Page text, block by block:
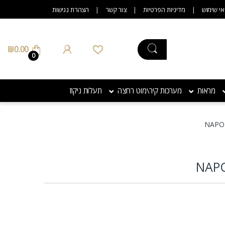
שימוש מדיניות הפרטיות צור קשר הצהרת נגישות
0
₪0.00
מראות מערכות קיר\מוט רחצה תעלות ניקוז